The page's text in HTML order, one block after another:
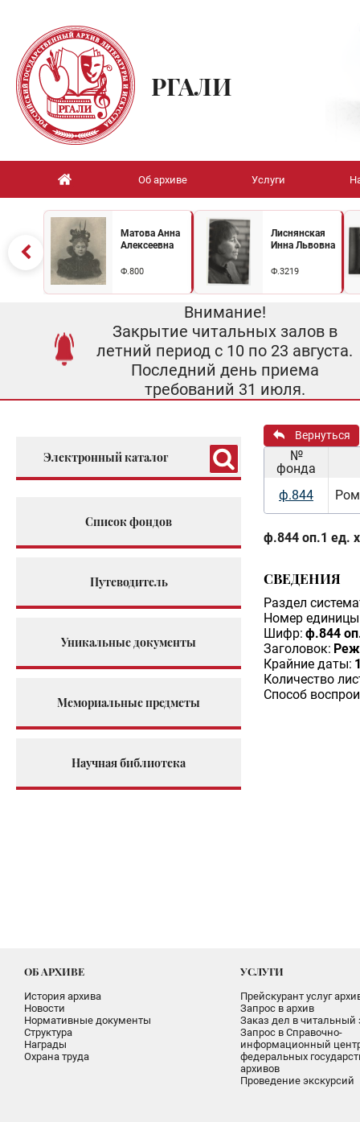
РГАЛИ
Об архиве Услуги
Матова Анна
Алексеевна
Ф.800
Лиснянская
Инна Львовна
Ф.3219
Внимание!
Закрытие читальных залов в
летний период с 10 по 23 августа.
Последний день приема
требований 31 июля.
Электронный каталог
Список фондов
Путеводитель
Уникальные документы
Мемориальные предметы
Научная библиотека
Вернуться
№
фонда
ф.844
ф.844 оп.1 ед.
СВЕДЕНИЯ
Раздел
Номер единицы
Шифр: ф.844
Заголовок:
Крайние даты:
Количество
Способ
ОБ АРХИВЕ
История архива
Новости
Нормативные документы
Структура
Награды
Охрана труда
УСЛУГИ
Прейскурант услуг
Запрос в архив
Заказ дел в читальный
Запрос в Справочно-
информационный
федеральных
архивов
Проведение экскурсий